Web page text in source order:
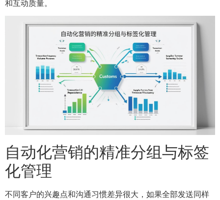
和互动质量。
自动化营销的精准分组与标签
化管理
不同客户的兴趣点和沟通习惯差异很大，如果全部发送同样